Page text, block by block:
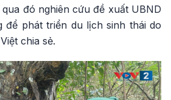
đó nghiên cứu đề xuất UBND
để phát triển du lịch sinh thái do
chia sẻ.